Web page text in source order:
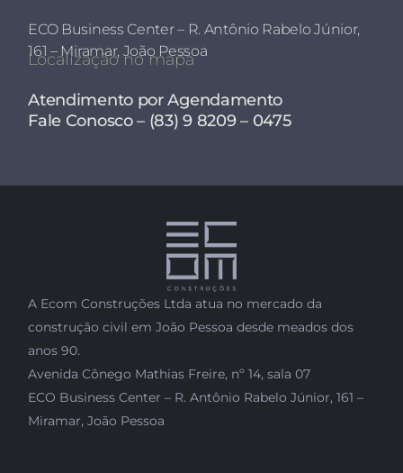
ECO Business Center – R. Antônio Rabelo Júnior,
161 – Miramar, João Pessoa
Localização no mapa
Atendimento por Agendamento
Fale Conosco – (83) 9 8209 – 0475
A Ecom Construções Ltda atua no mercado da
construção civil em João Pessoa desde meados dos
anos 90.
Avenida Cônego Mathias Freire, nº 14, sala 07
ECO Business Center – R. Antônio Rabelo Júnior, 161 –
Miramar, João Pessoa